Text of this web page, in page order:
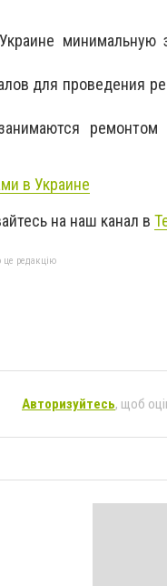
минимальную
для проведения
в Украине
на наш канал в
це редакцію
Авторизуйтесь, щоб